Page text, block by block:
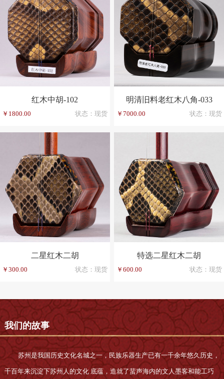
红木中胡-102
￥1800.00 状态：现货
明清旧料老红木八角-033
￥7000.00 状态：现货
二星红木二胡
￥300.00 状态：现货
特选二星红木二胡
￥600.00 状态：现货
我们的故事
苏州是我国历史文化名城之一，民族乐器生产已有一千余年悠久历史，
千百年来沉淀下苏州人的文化 底蕴，造就了蜚声海内的文人墨客和能工巧